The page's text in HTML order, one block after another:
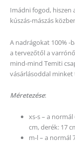
Imádni fogod, hiszen
kúszás-mászás
A nadrágokat 100% -
a tervezőtől a
mind-mind Temiti
vásárlásoddal minket
Méretezése:
xs-s – a
cm, derék: 17
m-l – a normál